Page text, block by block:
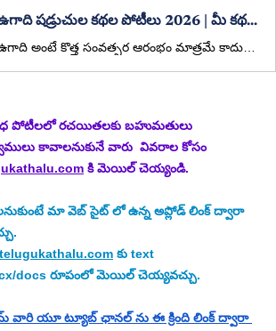
ఉగాది షడ్రుచుల కథల పోటీలు 2026 | మీ కథతో జీవిత రుచులు చెప్పండి!
పోటీలలో రచయితలకు బహుమతులు
కావాలనుకునే వారు  వివరాల కోసం
కి మెయిల్ చెయ్యండి.
మా వెబ్ సైట్ లో ఉన్న అప్లోడ్ లింక్ ద్వారా
కు text
docs రూపంలో మెయిల్ చెయ్యవచ్చు.
వారి యూ ట్యూబ్ ఛానల్ ను ఈ క్రింది లింక్ ద్వారా